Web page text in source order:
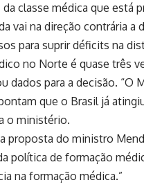
classe médica que está
vai na direção contrária a
para suprir déficits na
no Norte é quase três
dados para a decisão. “O
que o Brasil já
o ministério.
proposta do ministro
política de formação
na formação médica.”